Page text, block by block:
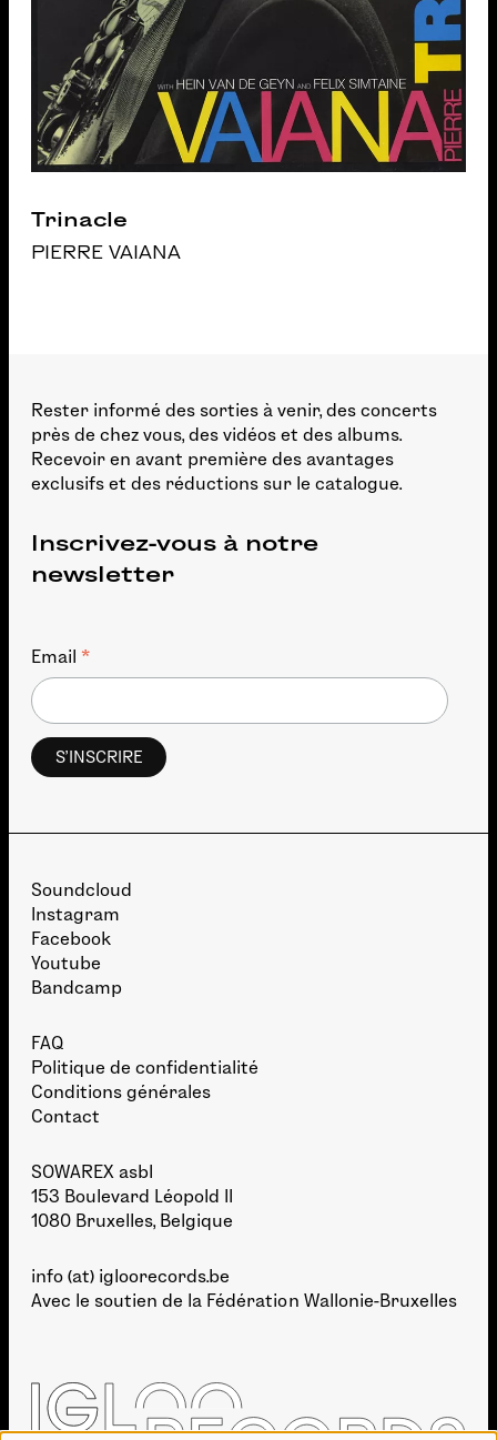
Trinacle
PIERRE VAIANA
Rester informé des sorties à venir, des concerts
près de chez vous, des vidéos et des albums.
Recevoir en avant première des avantages
exclusifs et des réductions sur le catalogue.
Inscrivez-vous à notre
newsletter
Email *
Soundcloud
Instagram
Facebook
Youtube
Bandcamp
FAQ
Politique de confidentialité
Conditions générales
Contact
SOWAREX asbl
153 Boulevard Léopold II
1080 Bruxelles, Belgique
info (at) igloorecords.be
Avec le soutien de la Fédération Wallonie-Bruxelles